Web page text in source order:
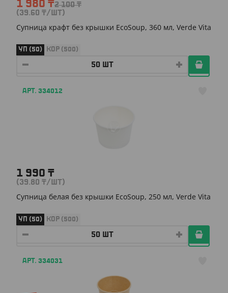
1 980 ₸2 100₸
(39.60 ₸/ШТ)
Супница крафт без крышки EcoSoup, 360 мл, Verde Vita
УП (50) КОР (500)
АРТ. 334012
1 990 ₸
(39.80 ₸/ШТ)
Супница белая без крышки EcoSoup, 250 мл, Verde Vita
УП (50) КОР (500)
АРТ. 334031